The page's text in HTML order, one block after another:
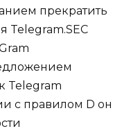
прекратить
Telegram.SEC
Telegram
с правилом D он